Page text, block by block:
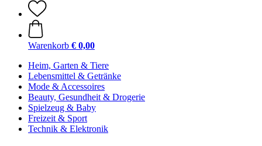
Warenkorb € 0,00
Heim, Garten & Tiere
Lebensmittel & Getränke
Mode & Accessoires
Beauty, Gesundheit & Drogerie
Spielzeug & Baby
Freizeit & Sport
Technik & Elektronik